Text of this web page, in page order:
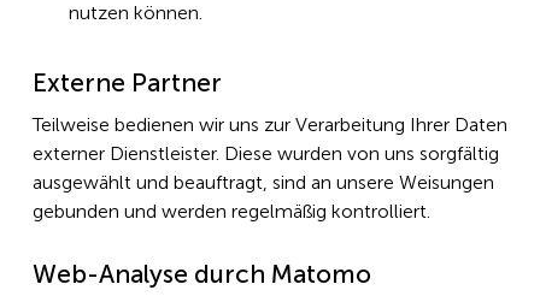
nutzen können.
Externe Partner
Teilweise bedienen wir uns zur Verarbeitung Ihrer Daten
externer Dienstleister. Diese wurden von uns sorgfältig
ausgewählt und beauftragt, sind an unsere Weisungen
gebunden und werden regelmäßig kontrolliert.
Web-Analyse durch Matomo